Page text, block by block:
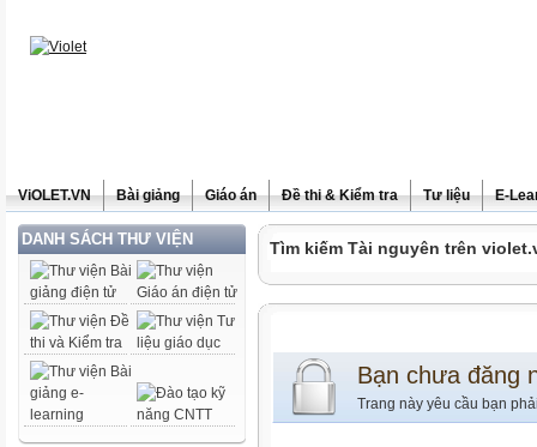
ViOLET.VN Bài giảng Giáo án Đề thi & Kiểm tra Tư liệu E-
DANH SÁCH THƯ VIỆN Tìm kiếm Tài nguyên trên
Bạn chưa đăng
Trang này yêu cầu bạn